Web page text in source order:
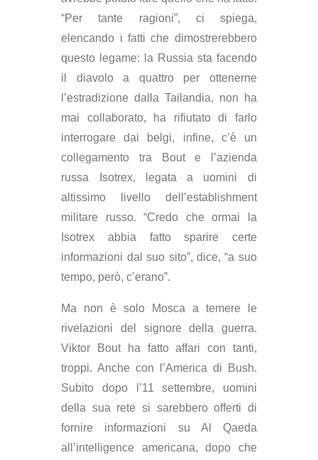
“Per tante ragioni”, ci spiega,
elencando i fatti che dimostrerebbero
questo legame: la Russia sta facendo
il diavolo a quattro per ottenerne
l’estradizione dalla Tailandia, non ha
mai collaborato, ha rifiutato di farlo
interrogare dai belgi, infine, c’è un
collegamento tra Bout e l’azienda
russa Isotrex, legata a uomini di
altissimo livello dell’establishment
militare russo. “Credo che ormai la
Isotrex abbia fatto sparire certe
informazioni dal suo sito”, dice, “a suo
tempo, però, c’erano”.
Ma non è solo Mosca a temere le
rivelazioni del signore della guerra.
Viktor Bout ha fatto affari con tanti,
troppi. Anche con l’America di Bush.
Subito dopo l’11 settembre, uomini
della sua rete si sarebbero offerti di
fornire informazioni su Al Qaeda
all’intelligence americana, dopo che